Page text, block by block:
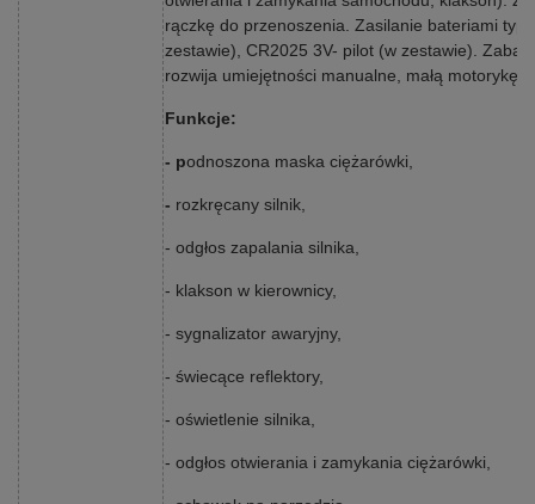
rączkę do przenoszenia. Zasilanie bateriami
zestawie), CR2025 3V- pilot (w zestawie).
rozwija umiejętności manualne, małą motorykę
Funkcje:
- podnoszona maska ciężarówki,
- rozkręcany silnik,
- odgłos zapalania silnika,
- klakson w kierownicy,
- sygnalizator awaryjny,
- świecące reflektory,
- oświetlenie silnika,
- odgłos otwierania i zamykania ciężarówki,